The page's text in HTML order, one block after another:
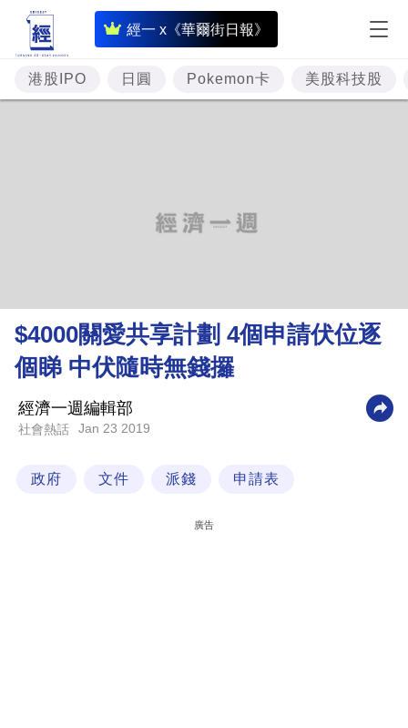
經一 x《華爾街日報》
即
時
財
經
理
財
商
業
科
港股IPO 日圓 Pokemon卡 美股科技股
$4000關愛共享計劃 4個申請伏位逐
個睇 中伏隨時無錢攞
經濟一週編輯部
社會熱話 Jan 23 2019
政府 文件 派錢 申請表
廣告